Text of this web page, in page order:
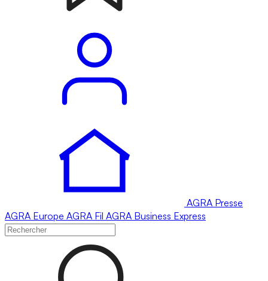
AGRA Presse
AGRA Europe AGRA Fil AGRA Business Express